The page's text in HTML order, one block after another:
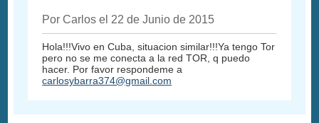
Por Carlos el 22 de Junio de 2015
Hola!!!Vivo en Cuba, situacion similar!!!Ya tengo Tor
pero no se me conecta a la red TOR, q puedo
hacer. Por favor respondeme a
carlosybarra374@gmail.com